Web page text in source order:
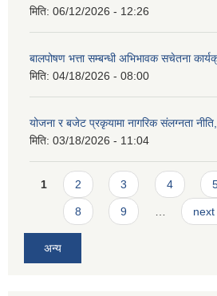
मिति: 06/12/2026 - 12:26
बालपोषण भत्ता सम्बन्धी अभिभावक सचेतना
मिति: 04/18/2026 - 08:00
योजना र बजेट प्रकृयामा नागरिक संलग्नता
मिति: 03/18/2026 - 11:04
Pages
1 2 3 4
8 9 next
अन्य